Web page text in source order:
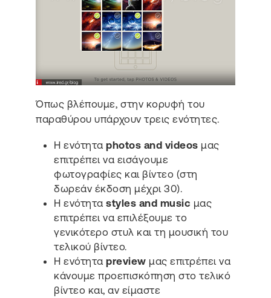
Όπως βλέπουμε, στην κορυφή του
παραθύρου υπάρχουν τρεις ενότητες.
Η ενότηταphotos and videos μας
επιτρέπει να εισάγουμε
φωτογραφίες και βίντεο (στη
δωρεάν έκδοση μέχρι 30).
Η ενότηταstyles and music μας
επιτρέπει να επιλέξουμε το
γενικότερο στυλ και τη μουσική του
τελικού βίντεο.
Η ενότηταpreview μας επιτρέπει να
κάνουμε προεπισκόπηση στο τελικό
βίντεο και, αν είμαστε